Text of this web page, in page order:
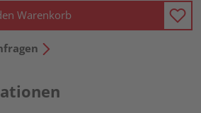
Warenkorb